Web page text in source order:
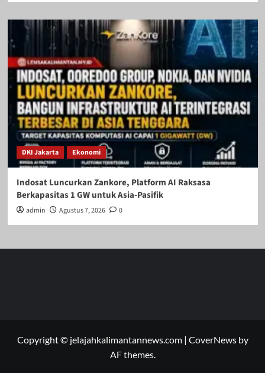
DKI Jakarta Ekonomi
Indosat Luncurkan Zankore, Platform AI Raksasa
Berkapasitas 1 GW untuk Asia-Pasifik
admin Agustus 7, 2026 0
Copyright © jelajahkalimantannews.com | CoverNewsby
AF themes.